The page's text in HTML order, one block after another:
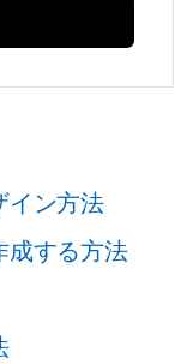
イン方法
成する方法